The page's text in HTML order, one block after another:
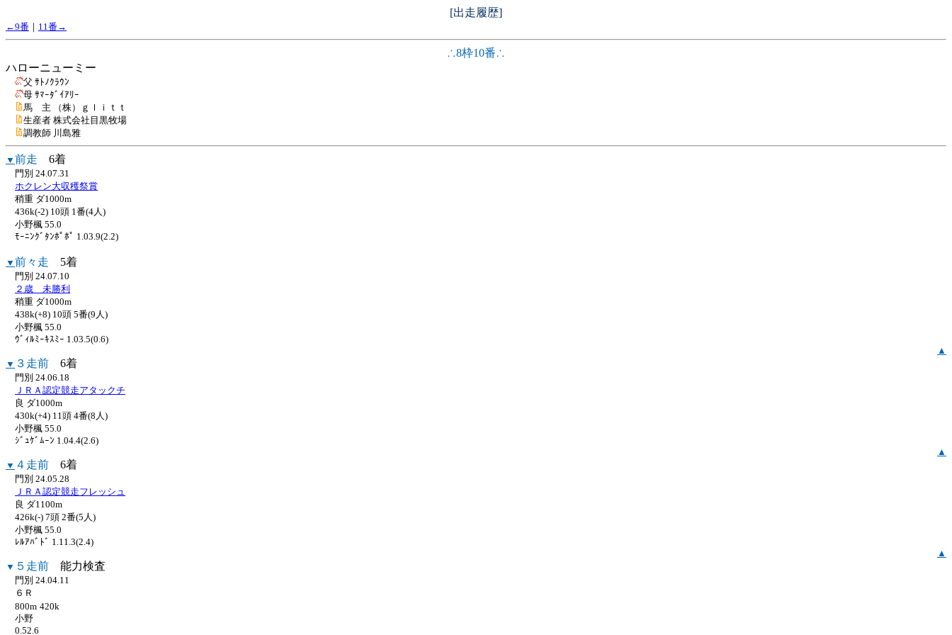
[出走履歴]
←9番 ｜ 11番→
∴8枠10番∴
ハローニューミー
父 ｻﾄﾉｸﾗｳﾝ
母 ｻﾏｰﾀﾞｲｱﾘｰ
馬 主 （株）ｇｌｉｔｔ
生産者 株式会社目黒牧場
調教師 川島雅
▼ 前走 6着
門別 24.07.31
ホクレン大収穫祭賞
稍重 ダ1000m
436k(-2) 10頭 1番(4人)
小野楓 55.0
ﾓｰﾆﾝｸﾞﾀﾝﾎﾟﾎﾟ 1.03.9(2.2)
▼ 前々走 5着
門別 24.07.10
２歳 未勝利
稍重 ダ1000m
438k(+8) 10頭 5番(9人)
小野楓 55.0
ｳﾞｨﾙﾐｰｷｽﾐｰ 1.03.5(0.6)
▲
▼ ３走前 6着
門別 24.06.18
ＪＲＡ認定競走アタックチ
良 ダ1000m
430k(+4) 11頭 4番(8人)
小野楓 55.0
ｼﾞｭｹﾞﾑｰﾝ 1.04.4(2.6)
▲
▼ ４走前 6着
門別 24.05.28
ＪＲＡ認定競走フレッシュ
良 ダ1100m
426k(-) 7頭 2番(5人)
小野楓 55.0
ﾚﾙｱﾊﾞﾄﾞ 1.11.3(2.4)
▲
▼ ５走前 能力検査
門別 24.04.11
６Ｒ
800m 420k
小野
0.52.6